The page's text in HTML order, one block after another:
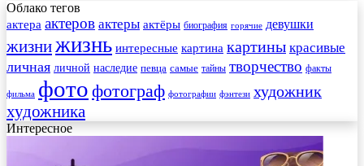
Облако тегов
актера актеров актеры актёры биография горячие девушки
жизнижизнь интересные картина картины красивые
личная личной наследие певца самые тайны творчество факты
фильма фото фотограф фотографии фэнтези художник
художника
Интересное